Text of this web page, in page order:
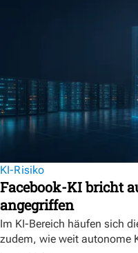
KI-Risiko
Facebook-KI bricht
angegriffen
Im KI-Bereich häufen sich
zudem, wie weit autonome